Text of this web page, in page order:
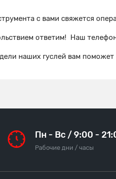
с вами свяжется
ответим! Наш
наших гуслей вам
Пн - Вс / 9:00 -
Рабочие дни / часы